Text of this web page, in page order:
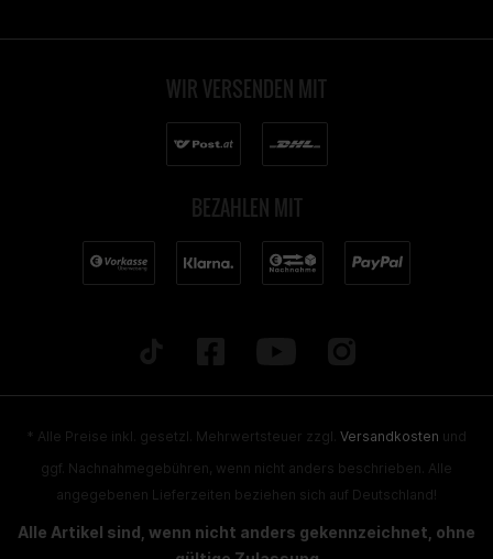
WIR VERSENDEN MIT
BEZAHLEN MIT
* Alle Preise inkl. gesetzl. Mehrwertsteuer zzgl. Versandkosten und
ggf. Nachnahmegebühren, wenn nicht anders beschrieben. Alle
angegebenen Lieferzeiten beziehen sich auf Deutschland!
Alle Artikel sind, wenn nicht anders gekennzeichnet, ohne